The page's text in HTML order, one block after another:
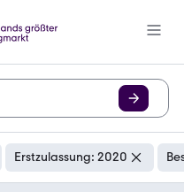
Erstzulassung: 2020